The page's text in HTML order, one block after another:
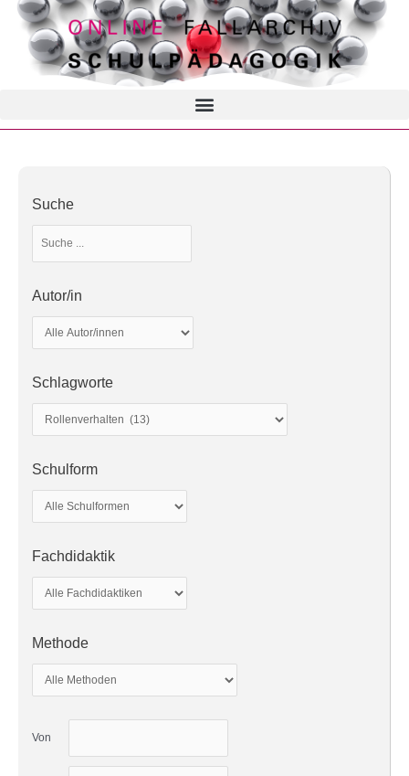
Suche
Autor/in
Schlagworte
Schulform
Fachdidaktik
Methode
Von